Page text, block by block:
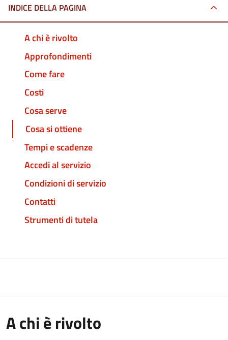
INDICE DELLA PAGINA
A chi è rivolto
Approfondimenti
Come fare
Costi
Cosa serve
Cosa si ottiene
Tempi e scadenze
Accedi al servizio
Condizioni di servizio
Contatti
Strumenti di tutela
A chi è rivolto